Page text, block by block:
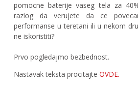
pomocne baterije vaseg tela za
razlog da verujete da ce
performanse u teretani ili u nekom
ne iskoristiti?
Prvo pogledajmo bezbednost.
Nastavak teksta procitajte OVDE.